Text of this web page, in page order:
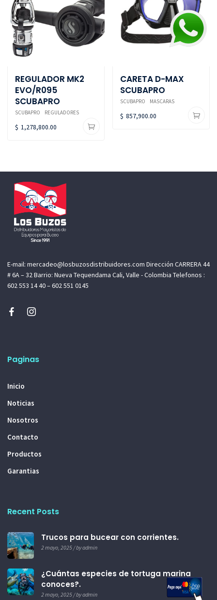
REGULADOR MK2
EVO/R095
SCUBAPRO
SCUBAPRO REGULADORES
$ 1,278,800.00
CARETA D-MAX
SCUBAPRO
SCUBAPRO MASCARAS
$ 857,900.00
E-mail: mercadeo@losbuzosdistribuidores.com Dirección CARRERA 44
# 6A – 32 Barrio: Nueva Tequendama Cali, Valle - Colombia Telefonos :
602 553 14 40 – 602 551 0145
Paginas
Inicio
Noticias
Nosotros
Contacto
Productos
Garantias
Recent Posts
Trucos para bucear con corrientes.
2 mayo, 2025 / by admin
¿Cuántas especies de tortuga marina
conoces?.
2 mayo, 2025 / by admin